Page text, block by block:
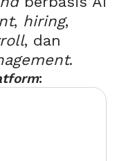
, hiring,
, dan
.
: